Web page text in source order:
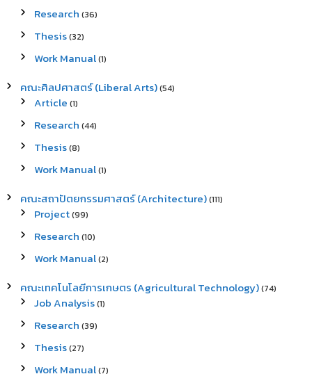
Research (36)
Thesis(32)
Work Manual(1)
คณะศิลปศาสตร์ (Liberal Arts)(54)
Article (1)
Research (44)
Thesis(8)
Work Manual(1)
คณะสถาปัตยกรรมศาสตร์ (Architecture)(111)
Project(99)
Research (10)
Work Manual(2)
คณะเทคโนโลยีการเกษตร (Agricultural Technology)(74)
Job Analysis(1)
Research (39)
Thesis(27)
Work Manual(7)